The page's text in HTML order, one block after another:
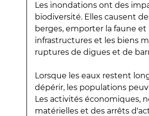
Les inondations ont des
biodiversité. Elles causent
berges, emporter la faune
infrastructures et les biens
ruptures de digues et de
Lorsque les eaux restent
dépérir, les populations
Les activités économiques,
matérielles et des arrêts